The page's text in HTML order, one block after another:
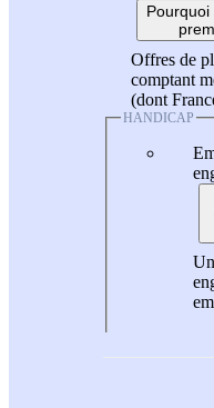
Offres de
comptant
(dont
HANDICAP